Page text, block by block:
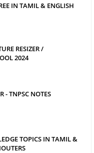
IN TAMIL & ENGLISH
RESIZER /
2024
- TNPSC NOTES
TOPICS IN TAMIL &